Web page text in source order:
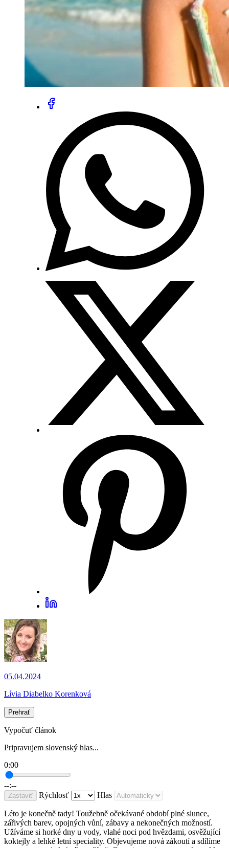
05.04.2024
Lívia Diabelko Korenková
Prehrať
Vypočuť článok
Pripravujem slovenský hlas...
0:00
--:--
Zastaviť Rýchlosť Hlas
Léto je konečně tady! Toužebně očekávané období plné slunce,
zářivých barev, opojných vůní, zábavy a nekonečných možností.
Užíváme si horké dny u vody, vlahé noci pod hvězdami, osvěžující
koktejly a lehké letní speciality. Objevujeme nová zákoutí a sdílíme